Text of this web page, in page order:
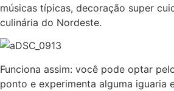
músicas típicas, decoração super
culinária do Nordeste.
Funciona assim: você pode optar
ponto e experimenta alguma iguaria